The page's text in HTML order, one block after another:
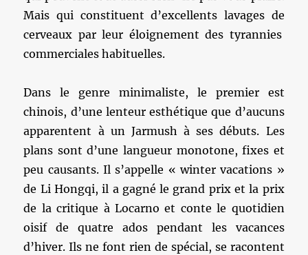
Mais qui constituent d’excellents lavages de
cerveaux par leur éloignement des tyrannies
commerciales habituelles.
Dans le genre minimaliste, le premier est
chinois, d’une lenteur esthétique que d’aucuns
apparentent à un Jarmush à ses débuts. Les
plans sont d’une langueur monotone, fixes et
peu causants. Il s’appelle « winter vacations »
de Li Hongqi, il a gagné le grand prix et la prix
de la critique à Locarno et conte le quotidien
oisif de quatre ados pendant les vacances
d’hiver. Ils ne font rien de spécial, se racontent